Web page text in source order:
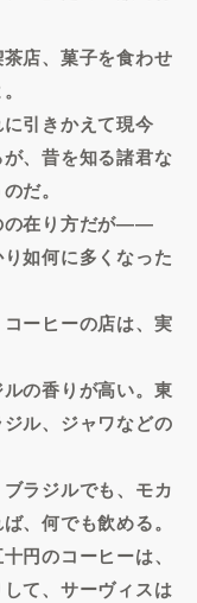
店、菓子を食わせ
引きかえて現今
、昔を知る諸君な
だ。
の在り方だが――
如何に多くなった
ーヒーの店は、実
の香りが高い。東
ル、ジャワなどの
ラジルでも、モカ
、何でも飲める。
円のコーヒーは、
て、サーヴィスは